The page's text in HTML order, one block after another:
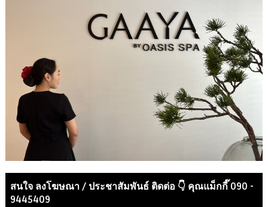
สนใจ ลงโฆษณา / ประชาสัมพันธ์ ติดต่อ 👇 คุณแม็กกี๊ 090 -
9445409